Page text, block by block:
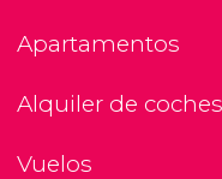
Apartamentos
Alquiler de coches
Vuelos